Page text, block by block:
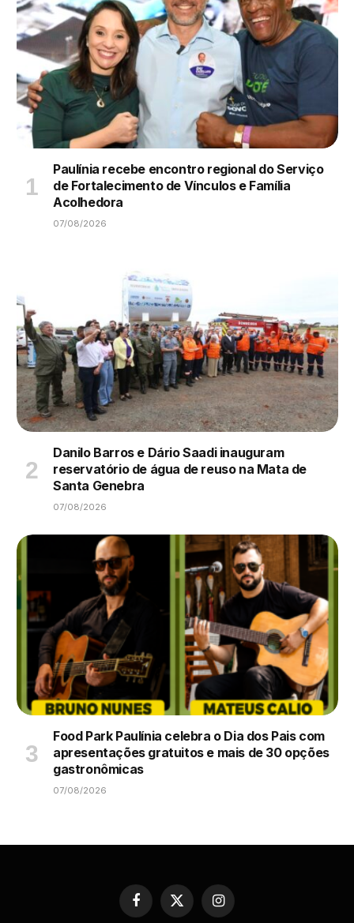
Paulínia recebe encontro regional do Serviço
de Fortalecimento de Vínculos e Família
Acolhedora
07/08/2026
Danilo Barros e Dário Saadi inauguram
reservatório de água de reuso na Mata de
Santa Genebra
07/08/2026
Food Park Paulínia celebra o Dia dos Pais com
apresentações gratuitos e mais de 30 opções
gastronômicas
07/08/2026
Facebook
X
Instagram